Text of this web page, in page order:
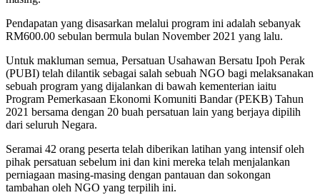
Pendapatan yang disasarkan melalui program ini adalah sebanyak
RM600.00 sebulan bermula bulan November 2021 yang lalu.
Untuk makluman semua, Persatuan Usahawan Bersatu Ipoh Perak
(PUBI) telah dilantik sebagai salah sebuah NGO bagi melaksanakan
sebuah program yang dijalankan di bawah kementerian iaitu
Program Pemerkasaan Ekonomi Komuniti Bandar (PEKB) Tahun
2021 bersama dengan 20 buah persatuan lain yang berjaya dipilih
dari seluruh Negara.
Seramai 42 orang peserta telah diberikan latihan yang intensif oleh
pihak persatuan sebelum ini dan kini mereka telah menjalankan
perniagaan masing-masing dengan pantauan dan sokongan
tambahan oleh NGO yang terpilih ini.